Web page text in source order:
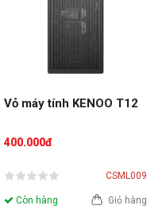
Vỏ máy tính KENOO T12
400.000đ
CSML009
Còn hàng Giỏ hàng